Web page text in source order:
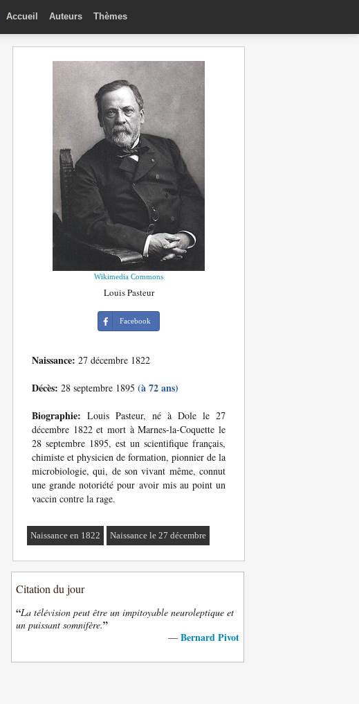
Accueil Auteurs Thèmes
Wikimedia Commons
Louis Pasteur
Facebook
Naissance: 27 décembre 1822
Décès: 28 septembre 1895 (à 72 ans)
Biographie: Louis Pasteur, né à Dole le 27
décembre 1822 et mort à Marnes-la-Coquette le
28 septembre 1895, est un scientifique français,
chimiste et physicien de formation, pionnier de la
microbiologie, qui, de son vivant même, connut
une grande notoriété pour avoir mis au point un
vaccin contre la rage.
Naissance en 1822 Naissance le 27 décembre
Citation du jour
“La télévision peut être un impitoyable neuroleptique et
un puissant somnifère.”
— Bernard Pivot